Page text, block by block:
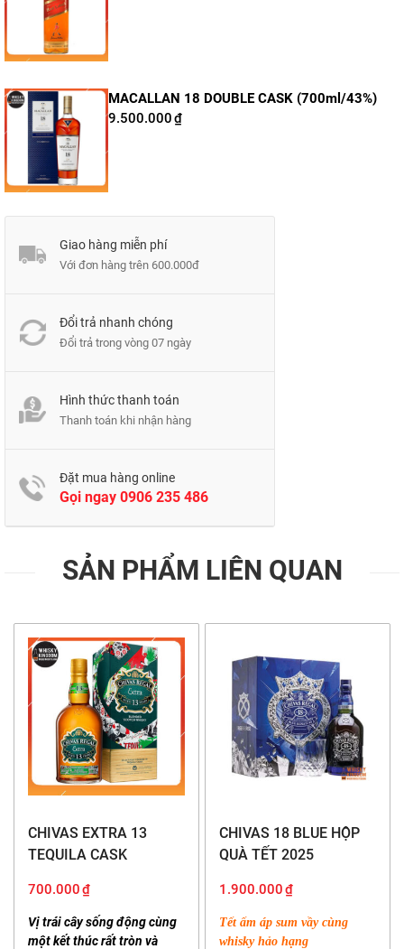
MACALLAN 18 DOUBLE CASK (700ml/43%)
9.500.000₫
Giao hàng miễn phí
Với đơn hàng trên 600.000đ
Đổi trả nhanh chóng
Đổi trả trong vòng 07 ngày
Hình thức thanh toán
Thanh toán khi nhận hàng
Đặt mua hàng online
Gọi ngay 0906 235 486
SẢN PHẨM LIÊN QUAN
CHIVAS EXTRA 13
TEQUILA CASK
700.000₫
Vị trái cây sống động cùng
một kết thúc rất tròn và
CHIVAS 18 BLUE HỘP
QUÀ TẾT 2025
1.900.000₫
Tết ấm áp sum vầy cùng
whisky hảo hạng